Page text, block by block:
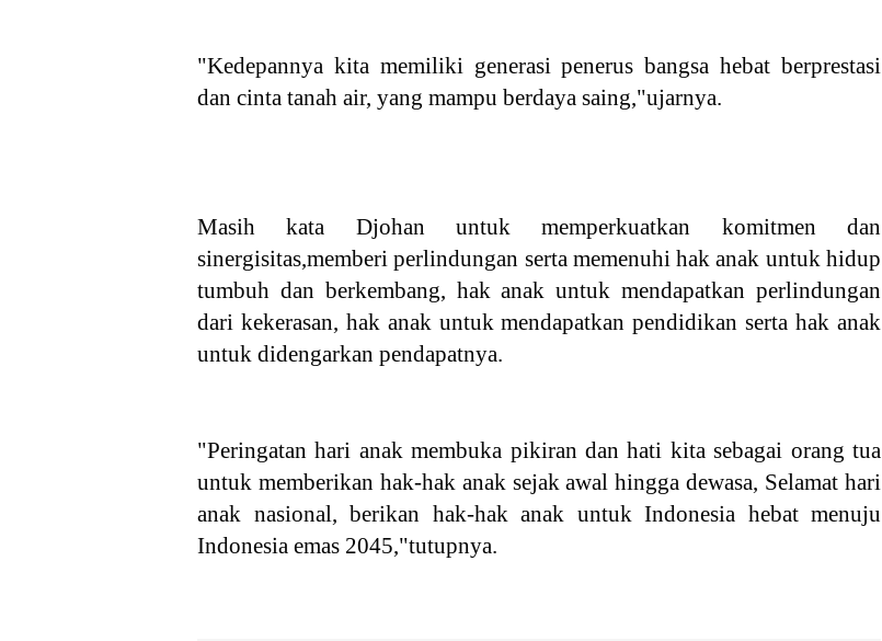
"Kedepannya kita memiliki generasi penerus bangsa hebat berprestasi
dan cinta tanah air, yang mampu berdaya saing,"ujarnya.
Masih kata Djohan untuk memperkuatkan komitmen dan
sinergisitas,memberi perlindungan serta memenuhi hak anak untuk hidup
tumbuh dan berkembang, hak anak untuk mendapatkan perlindungan
dari kekerasan, hak anak untuk mendapatkan pendidikan serta hak anak
untuk didengarkan pendapatnya.
"Peringatan hari anak membuka pikiran dan hati kita sebagai orang tua
untuk memberikan hak-hak anak sejak awal hingga dewasa, Selamat hari
anak nasional, berikan hak-hak anak untuk Indonesia hebat menuju
Indonesia emas 2045,"tutupnya.